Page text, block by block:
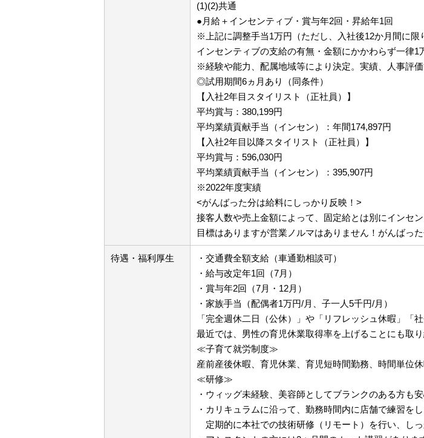
(1)(2)共通
●月給＋インセンティブ・賞与年2回・昇給年1回
※上記に調整手当1万円（ただし、入社後12か月間に限
インセンティブの支給の有無・金額にかかわらず一律1
※経験や能力、配属地域等により決定。実績、人事評価
◎試用期間6ヵ月あり（同条件）
【入社2年目スタイリスト（正社員）】
平均賞与：380,199円
平均業績貢献手当（インセン）：年間174,897円
【入社2年目以降スタイリスト（正社員）】
平均賞与：596,030円
平均業績貢献手当（インセン）：395,907円
※2022年度実績
<がんばった分は給料にしっかり反映！>
接客人数や売上金額によって、固定給とは別にインセ
目標はありますが営業ノルマはありません！がんばっ
待遇・福利厚生
・交通費全額支給（車通勤相談可）
・給与改定年1回（7月）
・賞与年2回（7月・12月）
・家族手当（配偶者1万円/月、子一人5千円/月）
「完全週休二日（公休）」や「リフレッシュ休暇」「
最近では、男性の育児休業取得率を上げることにも取り
≪子育て就労制度≫
産前産後休暇、育児休業、育児短時間勤務、時間単位
≪研修≫
・ウィッグ未経験、美容師としてブランクのある方も
・カリキュラムに沿って、勤務時間内に店舗で練習をし
定期的に本社での技術研修（リモート）を行い、しっ